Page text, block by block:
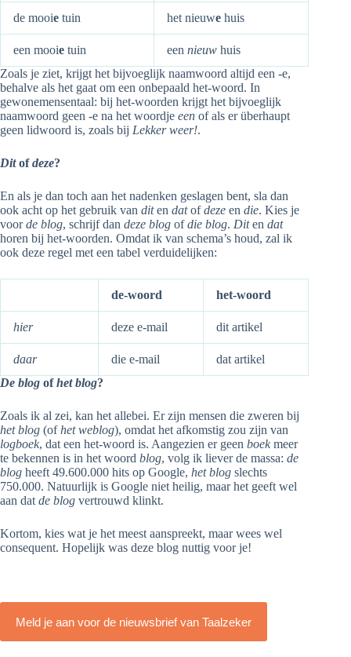
de mooie tuin het nieuwe huis
een mooie tuin een nieuw huis
Zoals je ziet, krijgt het bijvoeglijk naamwoord altijd een -e,
behalve als het gaat om een onbepaald het-woord. In
gewonemensentaal: bij het-woorden krijgt het bijvoeglijk
naamwoord geen -e na het woordje een of als er überhaupt
geen lidwoord is, zoals bij Lekker weer!.
Ditofdeze?
En als je dan toch aan het nadenken geslagen bent, sla dan
ook acht op het gebruik van diten datofdeze en die. Kies je
voorde blog, schrijf dan deze blog ofdie blog. Diten dat
horen bij het-woorden. Omdat ik van schema’s houd, zal ik
ook deze regel met een tabel verduidelijken:
de-woord het-woord
hier deze e-mail dit artikel
daar die e-mail
dat artikel
De blog ofhet blog?
Zoals ik al zei, kan het allebei. Er zijn mensen die zweren bij
het blog (ofhet weblog), omdat het afkomstig zou zijn van
logboek, dat een het-woord is. Aangezien er geen boek meer
te bekennen is in het woord blog, volg ik liever de massa: de
blog heeft 49.600.000 hits op Google, het blog slechts
750.000. Natuurlijk is Google niet heilig, maar het geeft wel
aan dat de blog vertrouwd klinkt.
Kortom, kies wat je het meest aanspreekt, maar wees wel
consequent. Hopelijk was deze blog nuttig voor je!
Meld je aan voor de nieuwsbrief van Taalzeker